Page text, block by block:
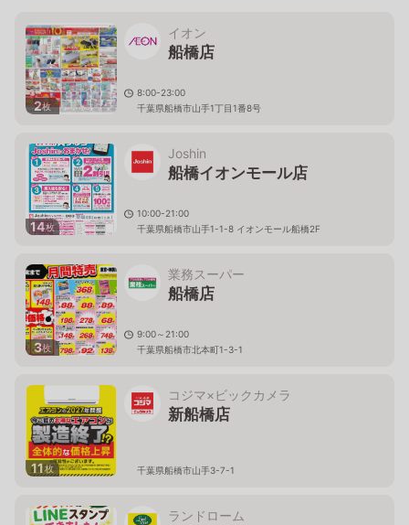
2枚
イオン
船橋店
8:00-23:00
千葉県船橋市山手1丁目1番8号
14枚
Joshin
船橋イオンモール店
10:00-21:00
千葉県船橋市山手1-1-8 イオンモール船橋2F
3枚
業務スーパー
船橋店
9:00～21:00
千葉県船橋市北本町1-3-1
11枚
コジマ×ビックカメラ
新船橋店
千葉県船橋市山手3-7-1
ランドローム